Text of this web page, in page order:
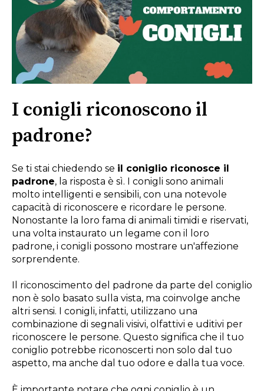
I conigli riconoscono il
padrone?
Se ti stai chiedendo se il coniglio riconosce il
padrone, la risposta è sì. I conigli sono animali
molto intelligenti e sensibili, con una notevole
capacità di riconoscere e ricordare le persone.
Nonostante la loro fama di animali timidi e riservati,
una volta instaurato un legame con il loro
padrone, i conigli possono mostrare un'affezione
sorprendente.
Il riconoscimento del padrone da parte del coniglio
non è solo basato sulla vista, ma coinvolge anche
altri sensi. I conigli, infatti, utilizzano una
combinazione di segnali visivi, olfattivi e uditivi per
riconoscere le persone. Questo significa che il tuo
coniglio potrebbe riconoscerti non solo dal tuo
aspetto, ma anche dal tuo odore e dalla tua voce.